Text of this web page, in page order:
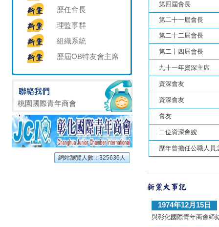
歷任會長
理監事群
組織系統
歷屆OB特友會主席
桃園國際青年商會
網站瀏覽人數：325636人
第四屆會長
第二十一屆會長
第二十二屆會長
第二十四屆會長
九十一年資深主席
資深會友
資深會友
會友
二位資深會嫂
歷年曾擔任公職人員
1974年12月15日
與彰化國際青年商會締